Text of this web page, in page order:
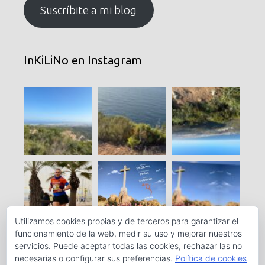
electrónico
Suscríbite a mi blog
InKiLiNo en Instagram
Utilizamos cookies propias y de terceros para garantizar el
funcionamiento de la web, medir su uso y mejorar nuestros
servicios. Puede aceptar todas las cookies, rechazar las no
necesarias o configurar sus preferencias. Política de cookies